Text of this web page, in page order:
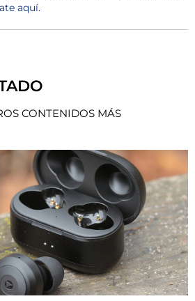
aquí.
CONTENIDOS MÁS